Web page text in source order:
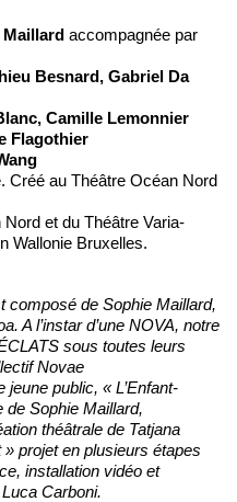
accompagnée par
Besnard, Gabriel Da
Camille Lemonnier
Flagothier
Créé au Théâtre Océan Nord
et du Théâtre Varia-
Wallonie Bruxelles.
composé de Sophie Maillard,
A l’instar d’une NOVA, notre
sous toutes leurs
Novae
jeune public, « L’Enfant-
Sophie Maillard,
théâtrale de Tatjana
projet en plusieurs étapes
installation vidéo et
Carboni.